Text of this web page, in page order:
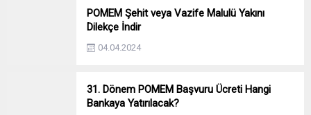
POMEM Şehit veya Vazife Malulü Yakını
Dilekçe İndir
04.04.2024
31. Dönem POMEM Başvuru Ücreti Hangi
Bankaya Yatırılacak?